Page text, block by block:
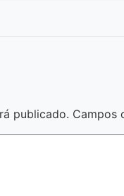
publicado. Campos